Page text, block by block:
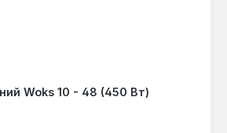
Woks 10 - 48 (450 Вт)